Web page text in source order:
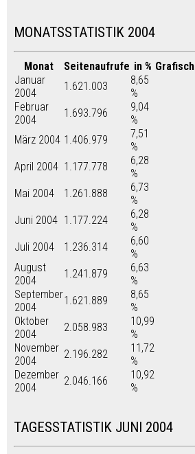
MONATSSTATISTIK 2004
Monat Seitenaufrufe in % Grafisch
Januar
2004
1.621.003
8,65
%
Februar
2004
1.693.796
9,04
%
März 2004 1.406.979
7,51
%
April 2004 1.177.778
6,28
%
Mai 2004
1.261.888
6,73
%
Juni 2004 1.177.224
6,28
%
Juli 2004
1.236.314
6,60
%
August
2004
1.241.879
6,63
%
September
2004
1.621.889
8,65
%
Oktober
2004
2.058.983
10,99
%
November
2004
2.196.282
11,72
%
Dezember
2004
2.046.166
10,92
%
TAGESSTATISTIK JUNI 2004